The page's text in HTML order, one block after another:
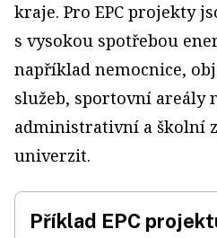
kraje. Pro EPC projekty
s vysokou spotřebou
například nemocnice,
služeb, sportovní areály
administrativní a školní
univerzit.
Příklad EPC